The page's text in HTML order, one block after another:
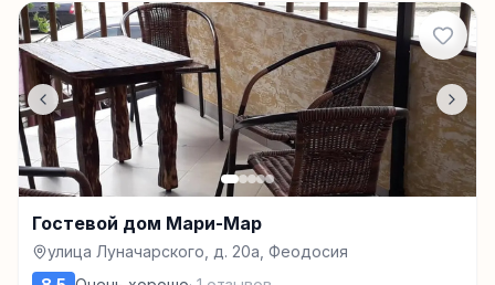
Гостевой дом Мари-Мар
улица Луначарского, д. 20а, Феодосия